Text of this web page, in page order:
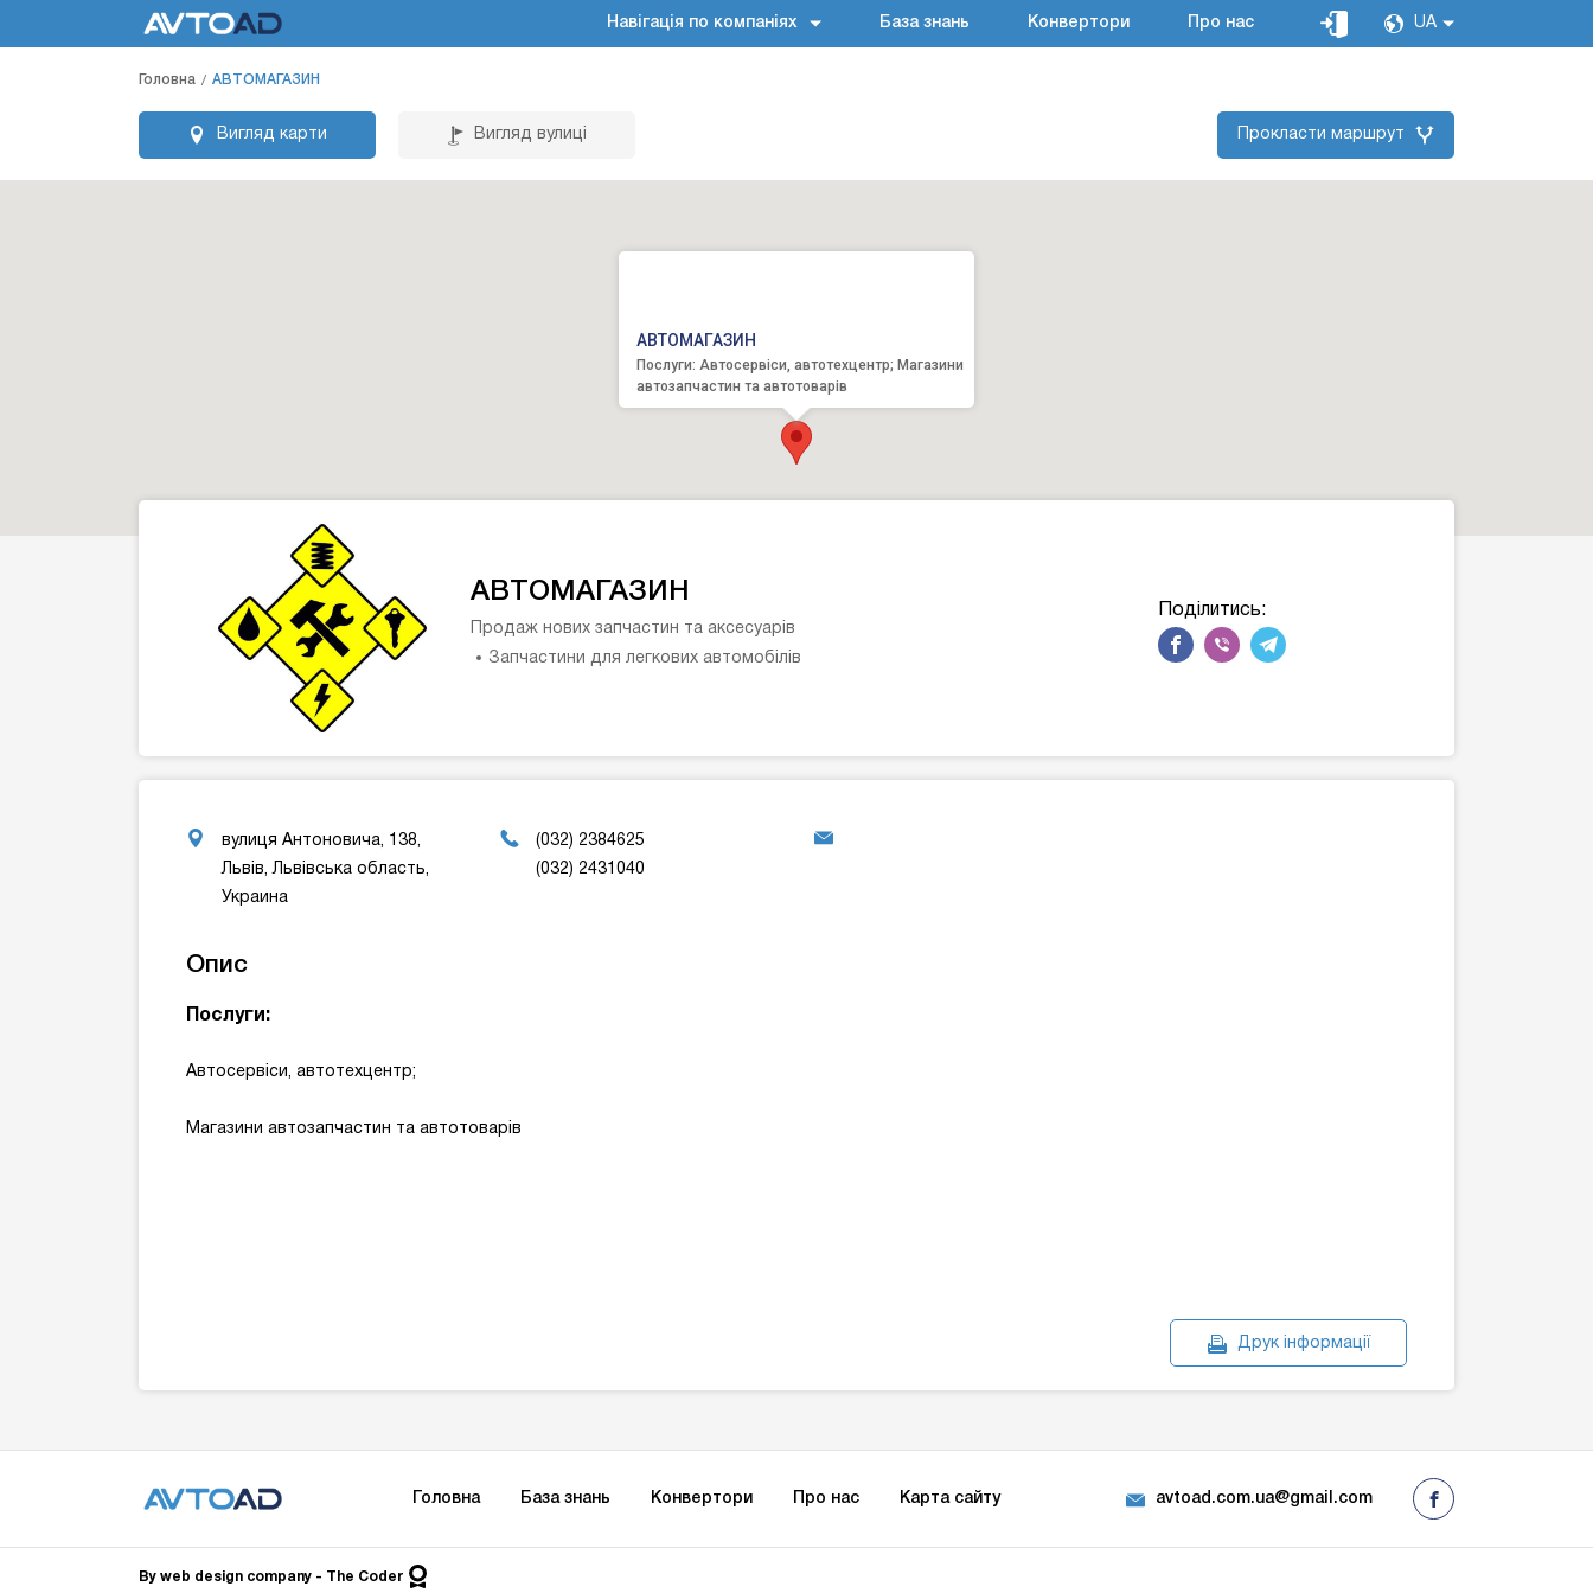
Навігація по компаніях База знань Конвертори Про нас UA
Головна АВТОМАГАЗИН
Вигляд карти Вигляд вулиці Прокласти маршрут
АВТОМАГАЗИН
Послуги: Автосервіси, автотехцентр; Магазини
автозапчастин та автотоварів
АВТОМАГАЗИН
Продаж нових запчастин та аксесуарів
Запчастини для легкових автомобілів
Поділитись:
вулиця Антоновича, 138,
Львів, Львівська область,
Украина
(032) 2384625
(032) 2431040
Опис
Послуги:
Автосервіси, автотехцентр;
Магазини автозапчастин та автотоварів
Друк інформації
Головна База знань Конвертори Про нас Карта сайту avtoad.com.ua@gmail.com
By web design company - The Сoder